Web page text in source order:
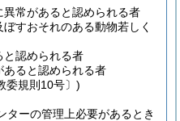
常があると認められる者
すおそれのある動物若しく
と認められる者
あると認められる者
委規則10号〕)
ターの管理上必要があるとき